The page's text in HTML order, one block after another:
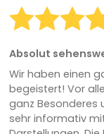
Absolut
Wir haben einen
begeistert! Vor
ganz Besonderes
sehr informativ